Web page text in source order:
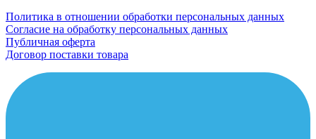
Политика в отношении обработки персональных данных
Согласие на обработку персональных данных
Публичная оферта
Договор поставки товара